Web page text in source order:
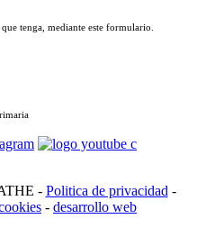
tenga, mediante este formulario.
- Politica de privacidad -
- desarrollo web